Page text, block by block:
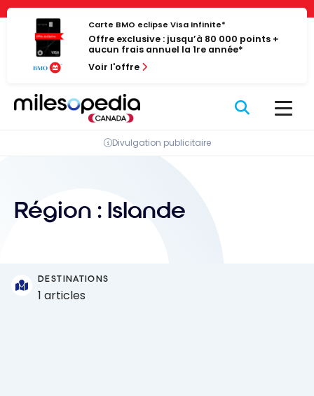
Panneau de gestion des cookies
Passer
contenu
Carte BMO eclipse Visa Infinite*
Offre exclusive : jusqu’à 80 000 points +
aucun frais annuel la 1re année*
Voir l'offre
Divulgation publicitaire
Région : Islande
DESTINATIONS
1 articles